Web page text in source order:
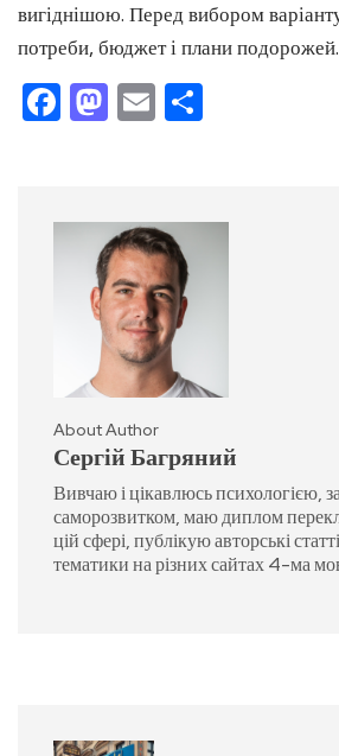
вигіднішою. Перед вибором
потреби, бюджет і плани подорожей.
Facebook
Mastodon
Email
About Author
Сергій Багряний
Вивчаю і цікавлюсь психологією,
саморозвитком, маю диплом
цій сфері, публікую авторські
тематики на різних сайтах 4-ма